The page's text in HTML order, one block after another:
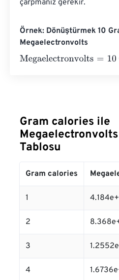
çarpmanız gerekir.
Örnek: Dönüştürmek 10
Megaelectronvolts
Megaelectronvolts=10
Gram calories ile
Tablosu
Gram calories
1
2
3
4